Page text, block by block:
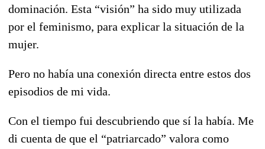
dominación. Esta “visión” ha sido muy utilizada
por el feminismo, para explicar la situación de la
mujer.
Pero no había una conexión directa entre estos dos
episodios de mi vida.
Con el tiempo fui descubriendo que sí la había. Me
di cuenta de que el “patriarcado” valora como